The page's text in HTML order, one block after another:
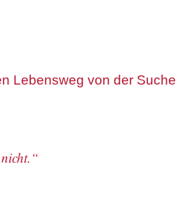
Lebensweg von der Suche